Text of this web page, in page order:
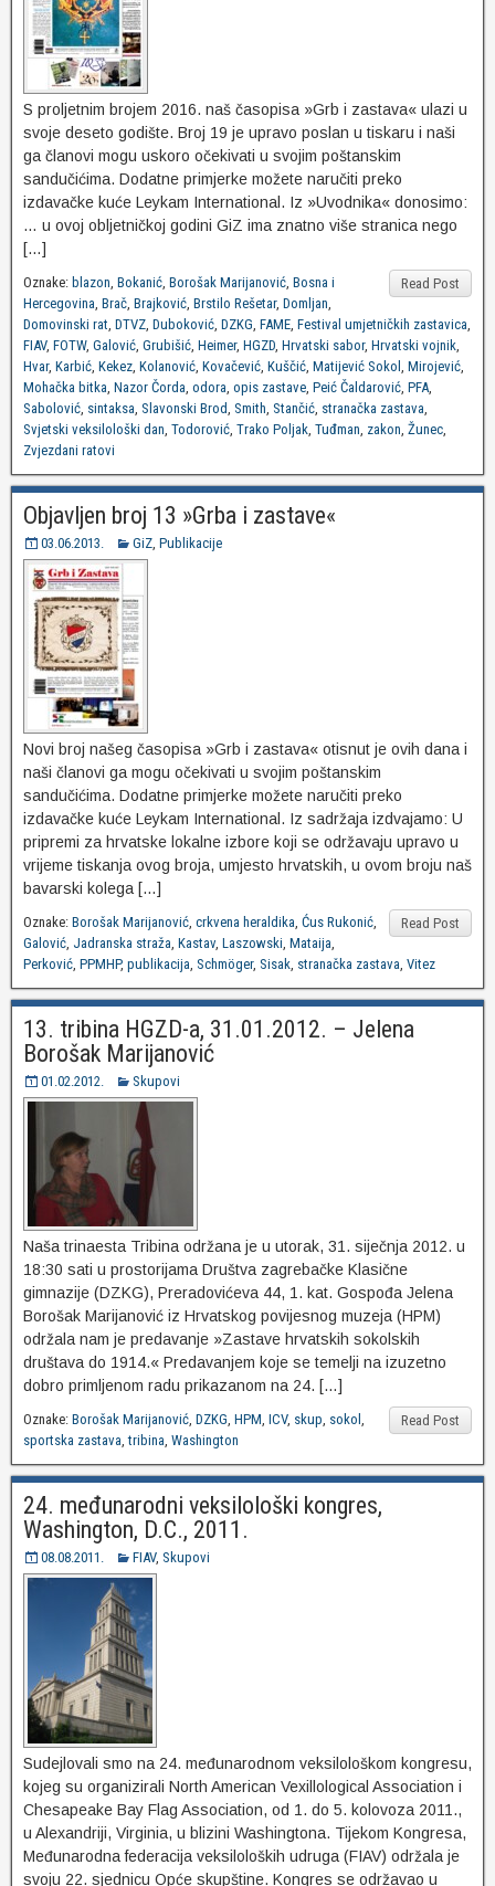
S proljetnim brojem 2016. naš časopisa »Grb i zastava« ulazi u
svoje deseto godište. Broj 19 je upravo poslan u tiskaru i naši
ga članovi mogu uskoro očekivati u svojim poštanskim
sandučićima. Dodatne primjerke možete naručiti preko
izdavačke kuće Leykam International. Iz »Uvodnika« donosimo:
… u ovoj obljetničkoj godini GiZ ima znatno više stranica nego
[…]
Read Post
Oznake: blazon, Bokanić, Borošak Marijanović, Bosna i
Hercegovina, Brač, Brajković, Brstilo Rešetar, Domljan,
Domovinski rat, DTVZ, Duboković, DZKG, FAME, Festival umjetničkih zastavica,
FIAV, FOTW, Galović, Grubišić, Heimer, HGZD, Hrvatski sabor, Hrvatski vojnik,
Hvar, Karbić, Kekez, Kolanović, Kovačević, Kuščić, Matijević Sokol , Mirojević,
Mohačka bitka, Nazor Čorda, odora, opis zastave, Peić Čaldarović, PFA,
Sabolović, sintaksa, Slavonski Brod, Smith, Stančić, stranačka zastava,
Svjetski veksilološki dan, Todorović, Trako Poljak, Tuđman, zakon, Žunec,
Zvjezdani ratovi
Objavljen broj 13 »Grba i zastave«
03.06.2013. GiZ, Publikacije
Novi broj našeg časopisa »Grb i zastava« otisnut je ovih dana i
naši članovi ga mogu očekivati u svojim poštanskim
sandučićima. Dodatne primjerke možete naručiti preko
izdavačke kuće Leykam International. Iz sadržaja izdvajamo: U
pripremi za hrvatske lokalne izbore koji se održavaju upravo u
vrijeme tiskanja ovog broja, umjesto hrvatskih, u ovom broju naš
bavarski kolega […]
Read Post
Oznake: Borošak Marijanović, crkvena heraldika, Ćus Rukonić,
Galović, Jadranska straža, Kastav, Laszowski, Mataija,
Perković, PPMHP, publikacija, Schmöger, Sisak, stranačka zastava, Vitez
13. tribina HGZD-a, 31.01.2012. – Jelena
Borošak Marijanović
01.02.2012. Skupovi
Naša trinaesta Tribina održana je u utorak, 31. siječnja 2012. u
18:30 sati u prostorijama Društva zagrebačke Klasične
gimnazije (DZKG), Preradovićeva 44, 1. kat. Gospođa Jelena
Borošak Marijanović iz Hrvatskog povijesnog muzeja (HPM)
održala nam je predavanje »Zastave hrvatskih sokolskih
društava do 1914.« Predavanjem koje se temelji na izuzetno
dobro primljenom radu prikazanom na 24. […]
Read Post
Oznake: Borošak Marijanović, DZKG, HPM, ICV, skup, sokol ,
sportska zastava,tribina, Washington
24. međunarodni veksilološki kongres,
Washington, D.C., 2011.
08.08.2011. FIAV, Skupovi
Sudejlovali smo na 24. međunarodnom veksilološkom kongresu,
kojeg su organizirali North American Vexillological Association i
Chesapeake Bay Flag Association, od 1. do 5. kolovoza 2011.,
u Alexandriji, Virginia, u blizini Washingtona. Tijekom Kongresa,
Međunarodna federacija veksiloloških udruga (FIAV) održala je
svoju 22. sjednicu Opće skupštine. Kongres se održavao u